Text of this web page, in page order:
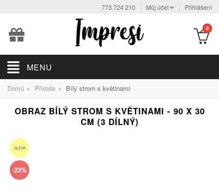
773 724 210 Můj účet Přihlášení
0
MENU
Domů » Příroda » Bílý strom s květinami
OBRAZ BÍLÝ STROM S KVĚTINAMI - 90 X 30
CM (3 DÍLNÝ)
SLEVA
-23%